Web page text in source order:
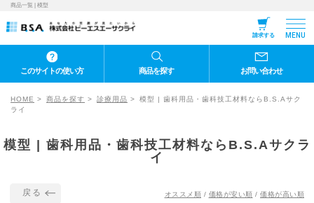
商品一覧 | 模型
請求する MENU
このサイトの使い方 商品を探す お問い合わせ
HOME 商品を探す 診療用品
模型 | 歯科用品・歯科技工材料ならB.S.Aサク
ライ
模型 | 歯科用品・歯科技工材料ならB.S.Aサクラ
イ
戻る オススメ順 / 価格が安い順 / 価格が高い順